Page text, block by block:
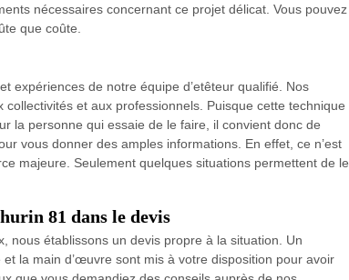
nécessaires concernant ce projet délicat. Vous pouvez
que coûte.
expériences de notre équipe d’etêteur qualifié. Nos
collectivités et aux professionnels. Puisque cette technique
la personne qui essaie de le faire, il convient donc de
vous donner des amples informations. En effet, ce n’est
majeure. Seulement quelques situations permettent de le
81 dans le devis
nous établissons un devis propre à la situation. Un
la main d’œuvre sont mis à votre disposition pour avoir